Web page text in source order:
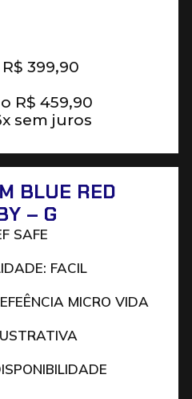
R$ 399,90
R$ 459,90
sem juros
BLUE RED
– G
SAFE
FACIL
MICRO VIDA